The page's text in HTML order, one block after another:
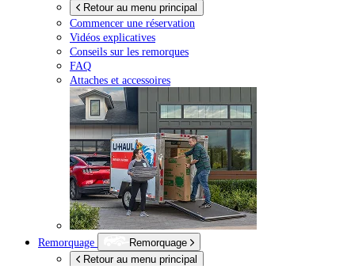
Retour au menu principal
Commencer une réservation
Vidéos explicatives
Conseils sur les remorques
FAQ
Attaches et accessoires
Remorquage
Remorquage
Retour au menu principal